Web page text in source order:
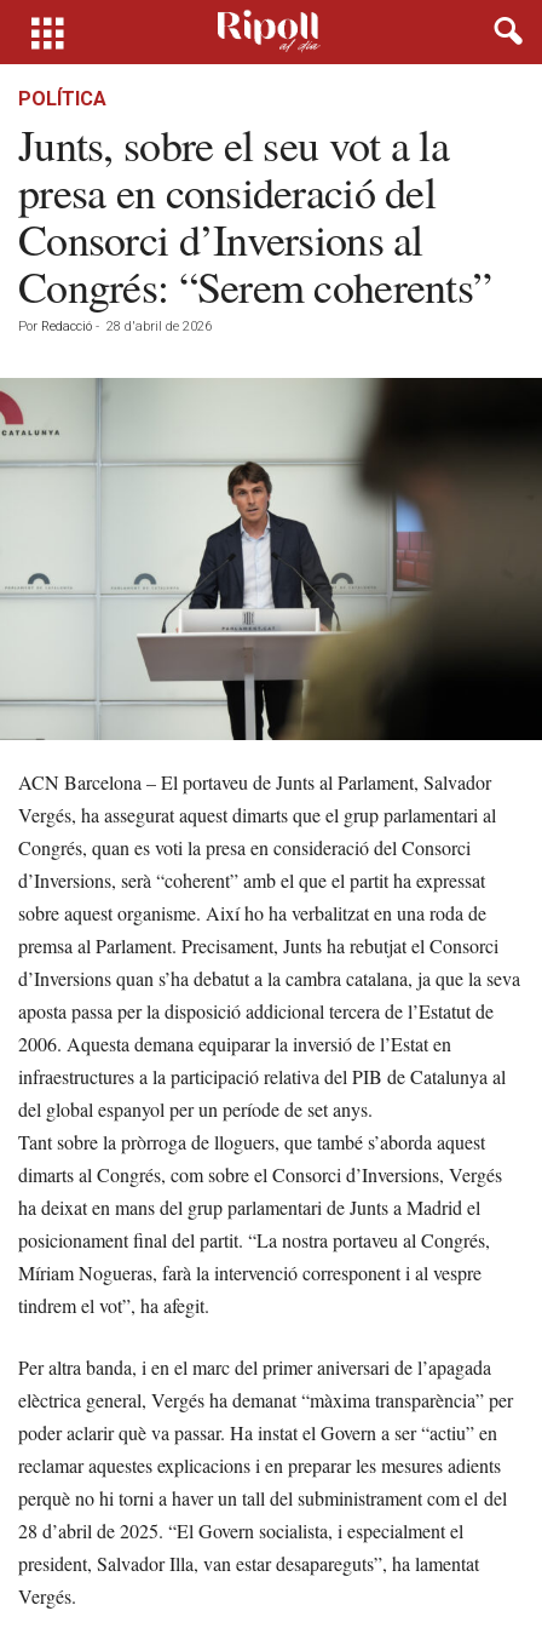
POLÍTICA
Junts, sobre el seu vot a la
presa en consideració del
Consorci d’Inversions al
Congrés: “Serem coherents”
Por Redacció - 28 d'abril de 2026
ACN Barcelona – El portaveu de Junts al Parlament, Salvador
Vergés, ha assegurat aquest dimarts que el grup parlamentari al
Congrés, quan es voti la presa en consideració del Consorci
d’Inversions, serà “coherent” amb el que el partit ha expressat
sobre aquest organisme. Així ho ha verbalitzat en una roda de
premsa al Parlament. Precisament, Junts ha rebutjat el Consorci
d’Inversions quan s’ha debatut a la cambra catalana, ja que la seva
aposta passa per la disposició addicional tercera de l’Estatut de
2006. Aquesta demana equiparar la inversió de l’Estat en
infraestructures a la participació relativa del PIB de Catalunya al
del global espanyol per un període de set anys.
Tant sobre la pròrroga de lloguers, que també s’aborda aquest
dimarts al Congrés, com sobre el Consorci d’Inversions, Vergés
ha deixat en mans del grup parlamentari de Junts a Madrid el
posicionament final del partit. “La nostra portaveu al Congrés,
Míriam Nogueras, farà la intervenció corresponent i al vespre
tindrem el vot”, ha afegit.
Per altra banda, i en el marc del primer aniversari de l’apagada
elèctrica general, Vergés ha demanat “màxima transparència” per
poder aclarir què va passar. Ha instat el Govern a ser “actiu” en
reclamar aquestes explicacions i en preparar les mesures adients
perquè no hi torni a haver un tall del subministrament com el del
28 d’abril de 2025. “El Govern socialista, i especialment el
president, Salvador Illa, van estar desapareguts”, ha lamentat
Vergés.